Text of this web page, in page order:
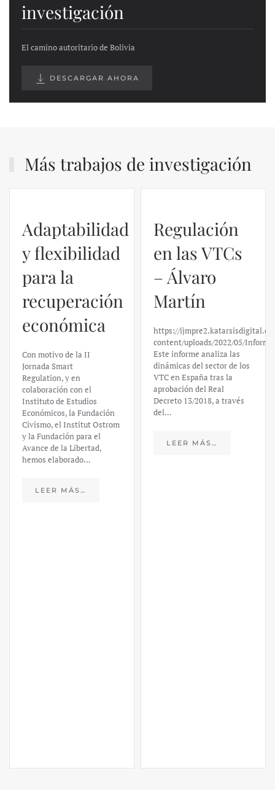
investigación
El camino autoritario de Bolivia
DESCARGAR AHORA
Más trabajos de investigación
Adaptabilidad
y flexibilidad
para la
recuperación
económica
Con motivo de la II
Jornada Smart
Regulation, y en
colaboración con el
Instituto de Estudios
Económicos, la Fundación
Civismo, el Institut Ostrom
y la Fundación para el
Avance de la Libertad,
hemos elaborado…
LEER MÁS…
Regulación
en las VTCs
– Álvaro
Martín
https://
content/uploads/2022/05/
Este informe analiza las
dinámicas del sector de los
VTC en España tras la
aprobación del Real
Decreto 13/2018, a través
del…
LEER MÁS…